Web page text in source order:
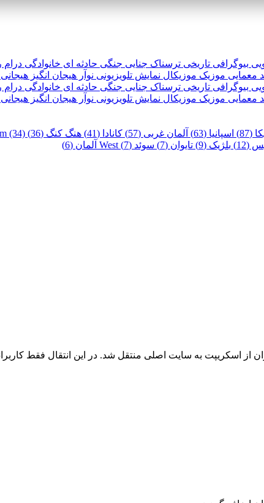
بیوگرافی تاریخی ترسناک جنایی جنگی حادثه ای خانوادگی درام
معمایی موزیک موزیکال نمایش تلویزیونی نوآر هیجان انگیز هیجانی
بیوگرافی تاریخی ترسناک جنایی جنگی حادثه ای خانوادگی درام
معمایی موزیک موزیکال نمایش تلویزیونی نوآر هیجان انگیز هیجانی
(87) اسپانیا (63) آلمان غربی (57) کانادا (41) هنگ کنگ (36) (34)
(12) بلژیک (9) تایوان (7) سوئد (7)
West آلمان (6)
اسکریپت به سایت اصلی منتقل شد. در این انتقال فقط